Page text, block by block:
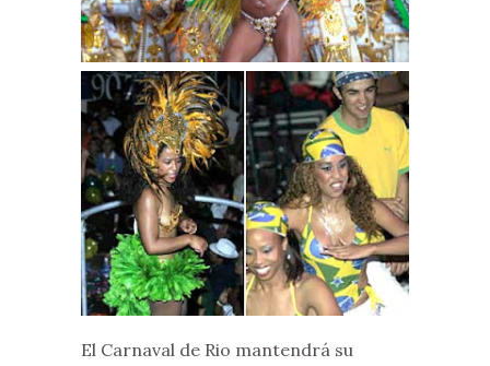
El Carnaval de Rio mantendrá su